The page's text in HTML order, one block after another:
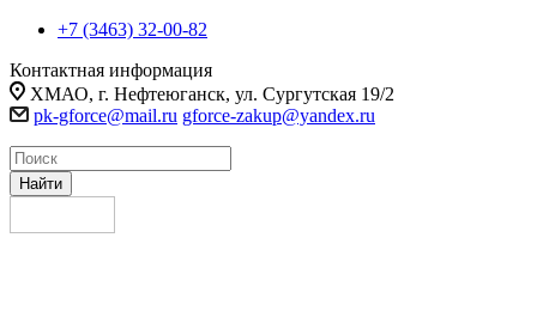
+7 (3463) 32-00-82
Контактная информация
ХМАО, г. Нефтеюганск, ул. Сургутская 19/2
pk-gforce@mail.ru gforce-zakup@yandex.ru
Найти